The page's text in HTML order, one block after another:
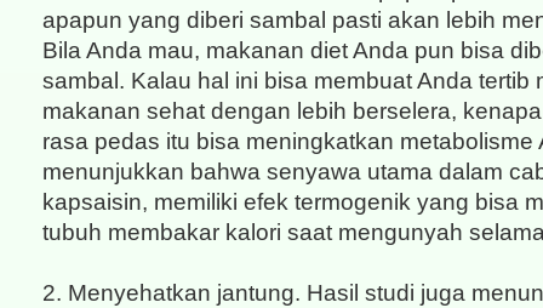
apapun yang diberi sambal pasti akan lebih
Bila Anda mau, makanan diet Anda pun bisa
sambal. Kalau hal ini bisa membuat Anda tertib
makanan sehat dengan lebih berselera,
rasa pedas itu bisa meningkatkan metabolisme
menunjukkan bahwa senyawa utama dalam
kapsaisin, memiliki efek termogenik yang bisa
tubuh membakar kalori saat mengunyah
2. Menyehatkan jantung. Hasil studi juga